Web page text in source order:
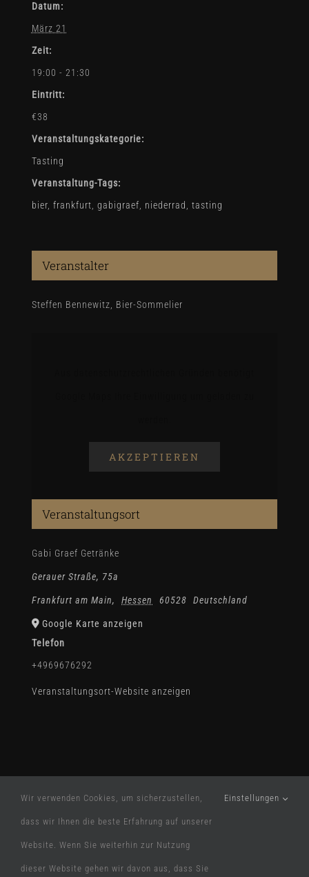
Datum:
März 21
Zeit:
19:00 - 21:30
Eintritt:
€38
Veranstaltungskategorie:
Tasting
Veranstaltung-Tags:
bier, frankfurt gabigraef niederrad tasting
Veranstalter
Steffen Bennewitz, Bier-Sommelier
Veranstaltungsort
Gabi Graef Getränke
Gerauer Straße, 75a
Frankfurt am Main, Hessen 60528 Deutschland
Google Karte anzeigen
Telefon
+4969676292
Veranstaltungsort-Website anzeigen
AKZEPTIEREN
© Etabliert 1991 | Impressum |Datenschutz
Wir verwenden Cookies, um sicherzustellen,
dass wir Ihnen die beste Erfahrung auf unserer
Website. Wenn Sie weiterhin zur Nutzung
dieser Website gehen wir davon aus, dass Sie
Einstellungen